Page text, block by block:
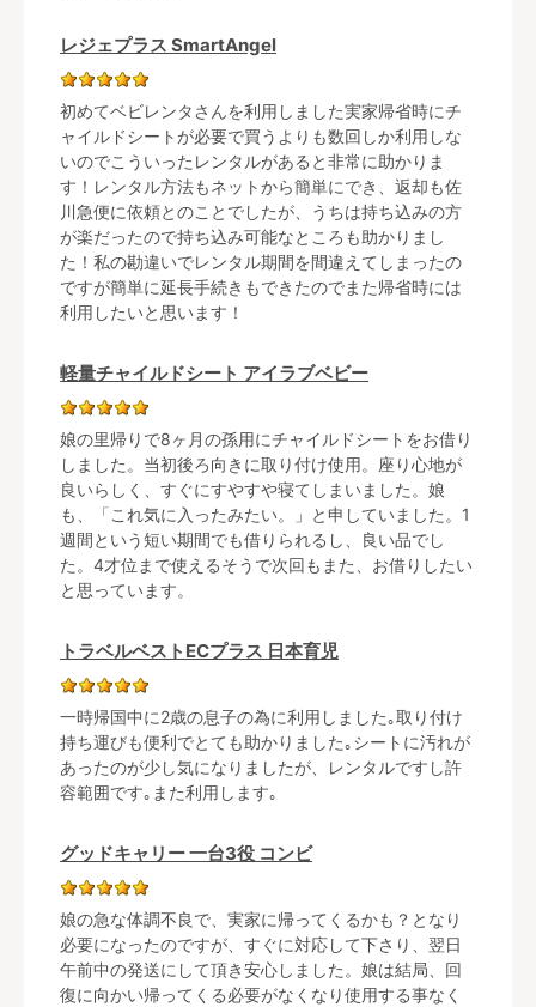
レジェプラス SmartAngel
初めてベビレンタさんを利用しました実家帰省時にチ
ャイルドシートが必要で買うよりも数回しか利用しな
いのでこういったレンタルがあると非常に助かりま
す！レンタル方法もネットから簡単にでき、返却も佐
川急便に依頼とのことでしたが、うちは持ち込みの方
が楽だったので持ち込み可能なところも助かりまし
た！私の勘違いでレンタル期間を間違えてしまったの
ですが簡単に延長手続きもできたのでまた帰省時には
利用したいと思います！
軽量チャイルドシート アイラブベビー
娘の里帰りで8ヶ月の孫用にチャイルドシートをお借り
しました。当初後ろ向きに取り付け使用。座り心地が
良いらしく、すぐにすやすや寝てしまいました。娘
も、「これ気に入ったみたい。」と申していました。1
週間という短い期間でも借りられるし、良い品でし
た。4才位まで使えるそうで次回もまた、お借りしたい
と思っています。
トラベルベストECプラス 日本育児
一時帰国中に2歳の息子の為に利用しました｡取り付け
持ち運びも便利でとても助かりました｡シートに汚れが
あったのが少し気になりましたが、レンタルですし許
容範囲です｡また利用します｡
グッドキャリー 一台3役 コンビ
娘の急な体調不良で、実家に帰ってくるかも？となり
必要になったのですが、すぐに対応して下さり、翌日
午前中の発送にして頂き安心しました。娘は結局、回
復に向かい帰ってくる必要がなくなり使用する事なく